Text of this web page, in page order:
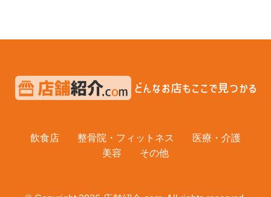
飲食店 整骨院・フィットネス
医療・介護
美容
その他